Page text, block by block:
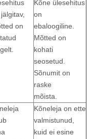
on
Kõne ülesehitus
on
ebaloogiline.
Mõtted on
kohati
seosetud.
Sõnumit on
raske
mõista.
Kõneleja on ette
valmistunud,
kuid ei esine